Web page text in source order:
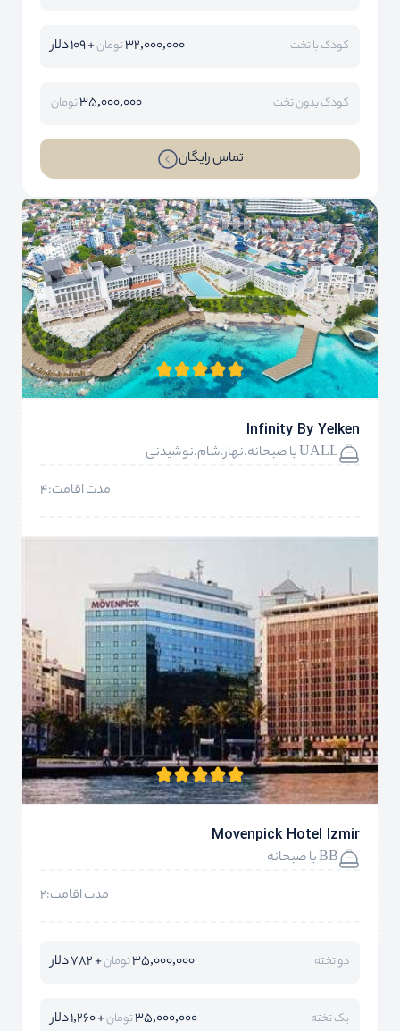
کودک با تخت 32,000,000تومان+ 109 دلار
کودک بدون تخت 35,000,000تومان
تماس رایگان
Infinity By Yelken
UALL با صبحانه.نهار.شام.نوشیدنی
مدت اقامت:4
Movenpick Hotel Izmir
BB با صبحانه
مدت اقامت:2
دو تخته 35,000,000تومان+ 782 دلار
یک تخته 35,000,000تومان+ 1,260 دلار